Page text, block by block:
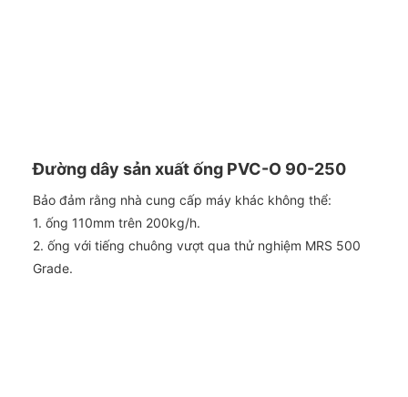
Đường dây sản xuất ống PVC-O 90-250
Bảo đảm rằng nhà cung cấp máy khác không thể:
1. ống 110mm trên 200kg/h.
2. ống với tiếng chuông vượt qua thử nghiệm MRS 500
Grade.